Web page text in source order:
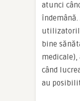
atunci
bine
medicale),
când
au